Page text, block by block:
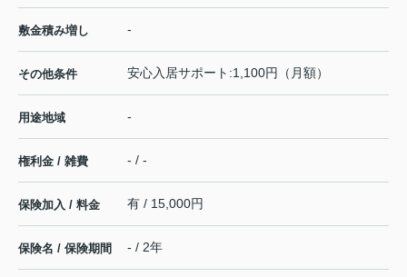
敷金積み増し -
その他条件 安心入居サポート:1,100円（月額）
用途地域 -
権利金 / 雑費 - / -
保険加入 / 料金 有 / 15,000円
保険名 / 保険期間 - / 2年